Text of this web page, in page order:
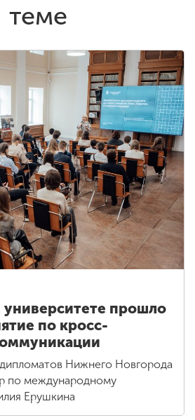
теме
прошло
по кросс-
Нижнего Новгорода
по международному
Ерушкина